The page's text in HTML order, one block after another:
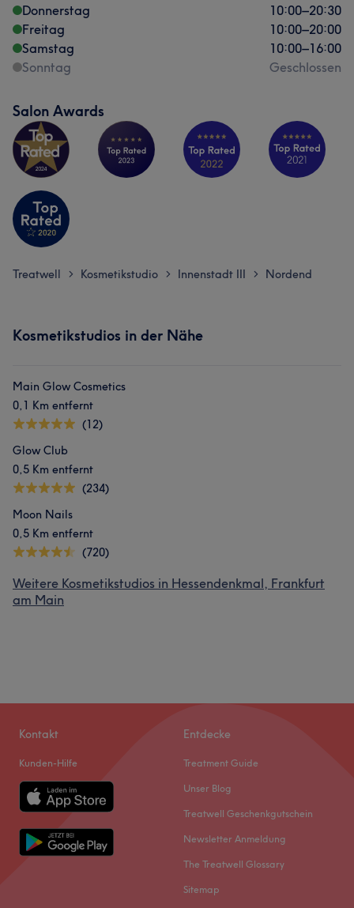
Donnerstag
10:00–20:30
Freitag
10:00–20:00
Samstag
10:00–16:00
Sonntag
Geschlossen
Salon Awards
Treatwell > Kosmetikstudio > Innenstadt III > Nordend
Kosmetikstudios in der Nähe
Main Glow Cosmetics
0,1 Km entfernt
(12)
Glow Club
0,5 Km entfernt
(234)
Moon Nails
0,5 Km entfernt
(720)
Weitere Kosmetikstudios in Hessendenkmal, Frankfurt
am Main
Kontakt
Kunden-Hilfe
Entdecke
Treatment Guide
Unser Blog
Treatwell Geschenkgutschein
Newsletter Anmeldung
The Treatwell Glossary
Sitemap